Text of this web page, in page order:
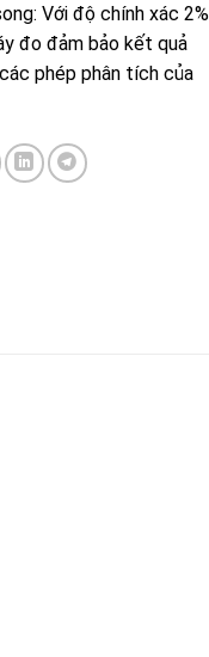
Với độ chính xác 2%
đo đảm bảo kết quả
phép phân tích của